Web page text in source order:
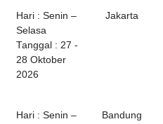
Hari : Senin –
Selasa
Tanggal : 27 -
28 Oktober
2026
Jakarta
Hari : Senin –
Bandung